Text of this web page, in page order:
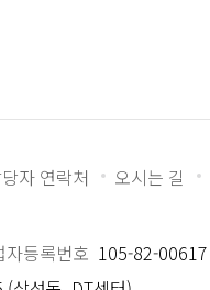
자 연락처 오시는 길
자등록번호 105-82-00617